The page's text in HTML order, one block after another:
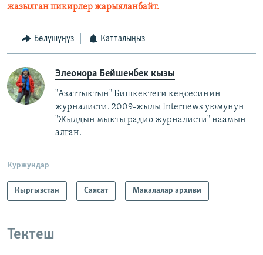
жазылган пикирлер жарыяланбайт.
Бөлүшүңүз Катталыңыз
Элеонора Бейшенбек кызы
"Азаттыктын" Бишкектеги кеңсесинин
журналисти. 2009-жылы Internews уюмунун
"Жылдын мыкты радио журналисти" наамын
алган.
Куржундар
Кыргызстан Саясат Макалалар архиви
Тектеш